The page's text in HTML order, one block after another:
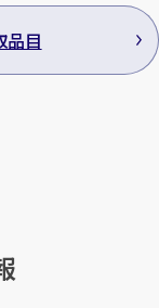
品目